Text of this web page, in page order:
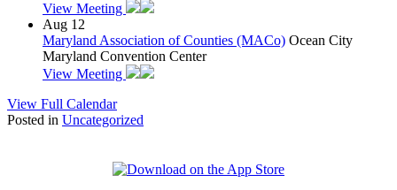
View Meeting
Aug 12
Maryland Association of Counties (MACo) Ocean City
Maryland Convention Center
View Meeting
View Full Calendar
Posted in Uncategorized